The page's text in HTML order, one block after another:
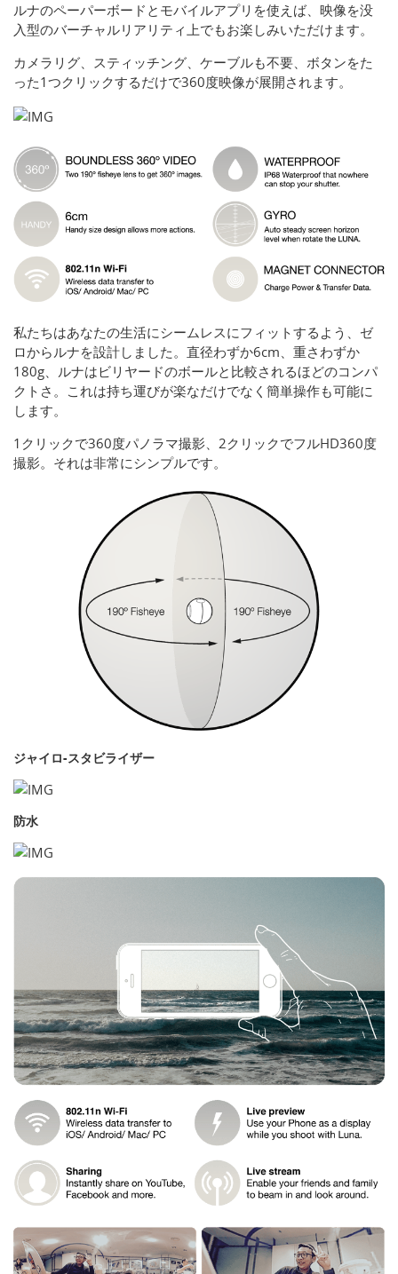
ルナのペーパーボードとモバイルアプリを使えば、映像を没
入型のバーチャルリアリティ上でもお楽しみいただけます。
カメラリグ、スティッチング、ケーブルも不要、ボタンをた
った1つクリックするだけで360度映像が展開されます。
私たちはあなたの生活にシームレスにフィットするよう、ゼ
ロからルナを設計しました。直径わずか6cm、重さわずか
180g、ルナはビリヤードのボールと比較されるほどのコンパ
クトさ。これは持ち運びが楽なだけでなく簡単操作も可能に
します。
1クリックで360度パノラマ撮影、2クリックでフルHD360度
撮影。それは非常にシンプルです。
ジャイロ-スタビライザー
防水